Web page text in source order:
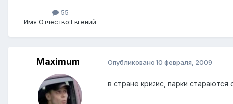
55
Имя Отчество:Евгений
Maximum Опубликовано 10 февраля, 2009
в стране кризис, парки